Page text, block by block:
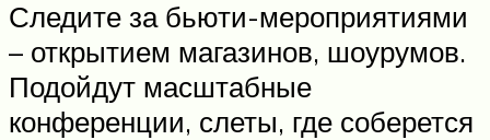
Следите за бьюти-мероприятиями
– открытием магазинов, шоурумов.
Подойдут масштабные
конференции, слеты, где соберется